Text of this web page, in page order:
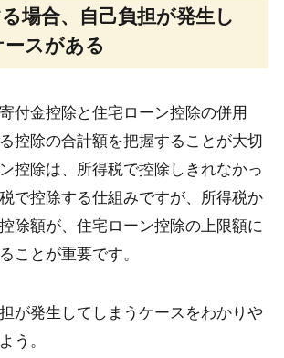
場合、自己負担が発生し
スがある
付金控除と住宅ローン控除の併用
控除の合計額を把握することが大切
控除は、所得税で控除しきれなかっ
で控除する仕組みですが、所得税か
除額が、住宅ローン控除の上限額に
ことが重要です。
が発生してしまうケースをわかりや
う。